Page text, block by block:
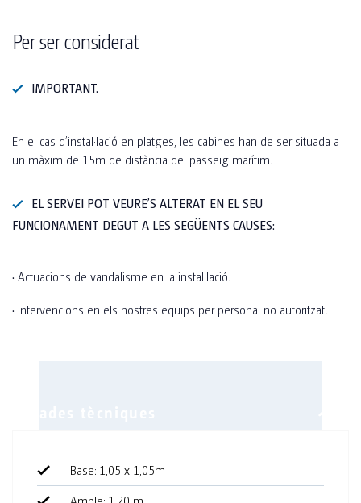
Per ser considerat
IMPORTANT.
En el cas d’instal·lació en platges, les cabines han de ser situada a
un màxim de 15m de distància del passeig marítim.
EL SERVEI POT VEURE’S ALTERAT EN EL SEU
FUNCIONAMENT DEGUT A LES SEGÜENTS CAUSES:
· Actuacions de vandalisme en la instal·lació.
· Intervencions en els nostres equips per personal no autoritzat.
Base: 1,05 x 1,05m